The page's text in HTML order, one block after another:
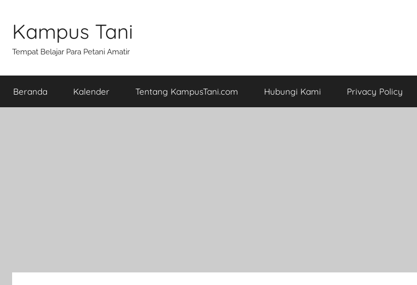
content
Kampus Tani
Tempat Belajar Para Petani Amatir
Beranda Kalender Tentang KampusTani.com Hubungi Kami Privacy Policy